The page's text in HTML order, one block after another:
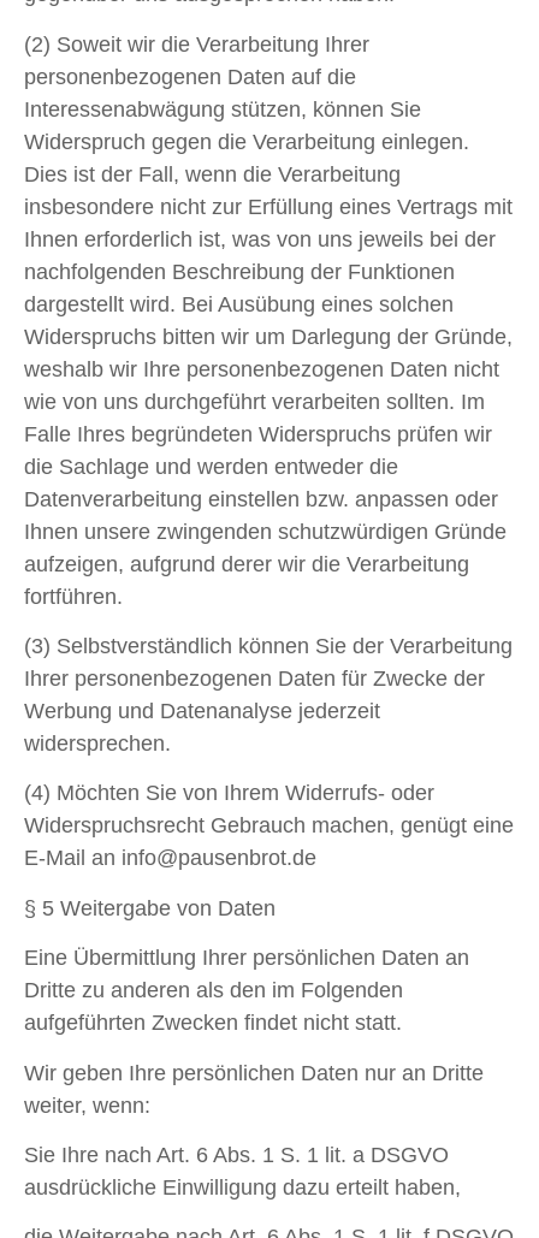
(2) Soweit wir die Verarbeitung Ihrer
personenbezogenen Daten auf die
Interessenabwägung stützen, können Sie
Widerspruch gegen die Verarbeitung einlegen.
Dies ist der Fall, wenn die Verarbeitung
insbesondere nicht zur Erfüllung eines Vertrags mit
Ihnen erforderlich ist, was von uns jeweils bei der
nachfolgenden Beschreibung der Funktionen
dargestellt wird. Bei Ausübung eines solchen
Widerspruchs bitten wir um Darlegung der Gründe,
weshalb wir Ihre personenbezogenen Daten nicht
wie von uns durchgeführt verarbeiten sollten. Im
Falle Ihres begründeten Widerspruchs prüfen wir
die Sachlage und werden entweder die
Datenverarbeitung einstellen bzw. anpassen oder
Ihnen unsere zwingenden schutzwürdigen Gründe
aufzeigen, aufgrund derer wir die Verarbeitung
fortführen.
(3) Selbstverständlich können Sie der Verarbeitung
Ihrer personenbezogenen Daten für Zwecke der
Werbung und Datenanalyse jederzeit
widersprechen.
(4) Möchten Sie von Ihrem Widerrufs- oder
Widerspruchsrecht Gebrauch machen, genügt eine
E-Mail an info@pausenbrot.de
§ 5 Weitergabe von Daten
Eine Übermittlung Ihrer persönlichen Daten an
Dritte zu anderen als den im Folgenden
aufgeführten Zwecken findet nicht statt.
Wir geben Ihre persönlichen Daten nur an Dritte
weiter, wenn:
Sie Ihre nach Art. 6 Abs. 1 S. 1 lit. a DSGVO
ausdrückliche Einwilligung dazu erteilt haben,